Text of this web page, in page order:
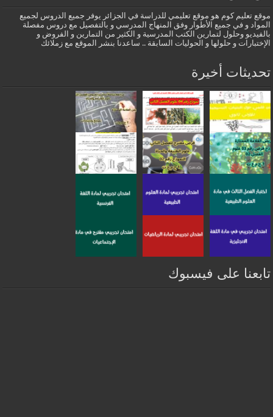
موقع تعليم كوم هو موقع تعليمي للدراسة في الجزائر يوفر جميع الدروس لجميع
المواد و في جميع الأطوار وفق المنهاج المدرسي و بالتفصيل مع دروس مفصلة
بالفيديو وحلول لتمارين الكتب المدرسية و الكثير من التمارين و الفروض و
الإختبارات و حلولها و الحوليات السابقة .. ساعدنا بنشر الموقع مع زملائك
تحديثات أخيرة
تابعنا على فيسبوك